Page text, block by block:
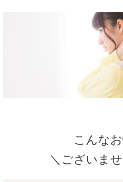
こんな
＼ございま